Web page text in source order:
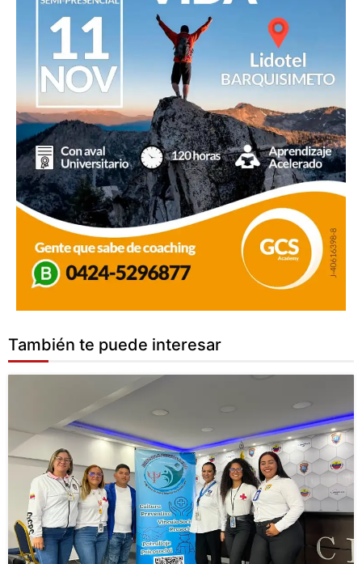
También te puede interesar